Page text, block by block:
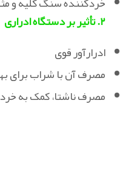
۲. تأثیر بر دستگاه ادراری
ادرارآور قوی
مصرف آن با شراب برای
مصرف ناشتا، کمک به